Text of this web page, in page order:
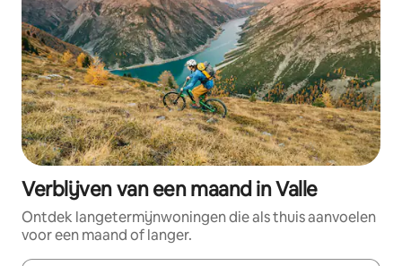
Verblijven van een maand in Valle
Ontdek langetermijnwoningen die als thuis aanvoelen
voor een maand of langer.